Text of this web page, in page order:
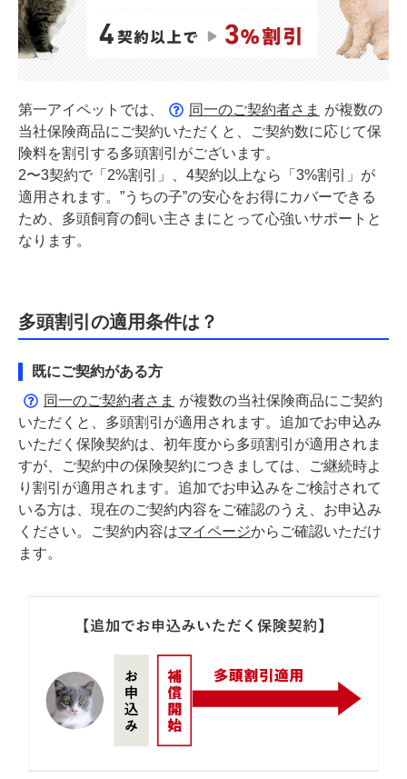
第一アイペットでは、 同一のご契約者さま が複数の
当社保険商品にご契約いただくと、ご契約数に応じて保
険料を割引する多頭割引がございます。
2〜3契約で「2%割引」、4契約以上なら「3%割引」が
適用されます。”うちの子”の安心をお得にカバーできる
ため、多頭飼育の飼い主さまにとって心強いサポートと
なります。
多頭割引の適用条件は？
既にご契約がある方
同一のご契約者さま が複数の当社保険商品にご契約
いただくと、多頭割引が適用されます。追加でお申込み
いただく保険契約は、初年度から多頭割引が適用されま
すが、ご契約中の保険契約につきましては、ご継続時よ
り割引が適用されます。追加でお申込みをご検討されて
いる方は、現在のご契約内容をご確認のうえ、お申込み
ください。ご契約内容はマイページからご確認いただけ
ます。